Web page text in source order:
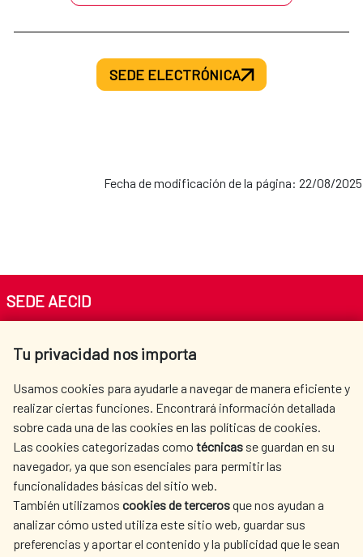
SEDE ELECTRÓNICA
Fecha de modificación de la página: 22/08/2025
Tu privacidad nos importa
Usamos cookies para ayudarle a navegar de manera eficiente y
realizar ciertas funciones. Encontrará información detallada
sobre cada una de las cookies en las políticas de cookies.
Las cookies categorizadas como técnicas se guardan en su
navegador, ya que son esenciales para permitir las
funcionalidades básicas del sitio web.
También utilizamos cookies de tercerosque nos ayudan a
analizar cómo usted utiliza este sitio web, guardar sus
preferencias y aportar el contenido y la publicidad que le sean
SEDE AECID
Tel. +34 900 20 30 54​​​​​​​
AECID
WHERE DO WE COOPERATE?
SPANISH HUMANITARIAN
ACTION
PRESS ROOM
CULTURE AND SCIENCE LIBRARY